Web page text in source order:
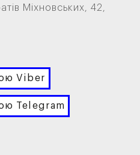
Міхновських, 42,
Viber
Telegram